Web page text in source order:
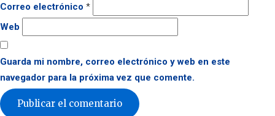
Correo electrónico *
Web
Guarda mi nombre, correo electrónico y web en este
navegador para la próxima vez que comente.